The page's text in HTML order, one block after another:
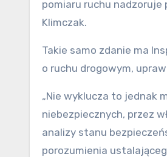
pomiaru ruchu nadzoruje
Klimczak.
Takie samo zdanie ma
o ruchu drogowym,
„Nie wyklucza to jednak
niebezpiecznych, przez
analizy stanu
porozumienia